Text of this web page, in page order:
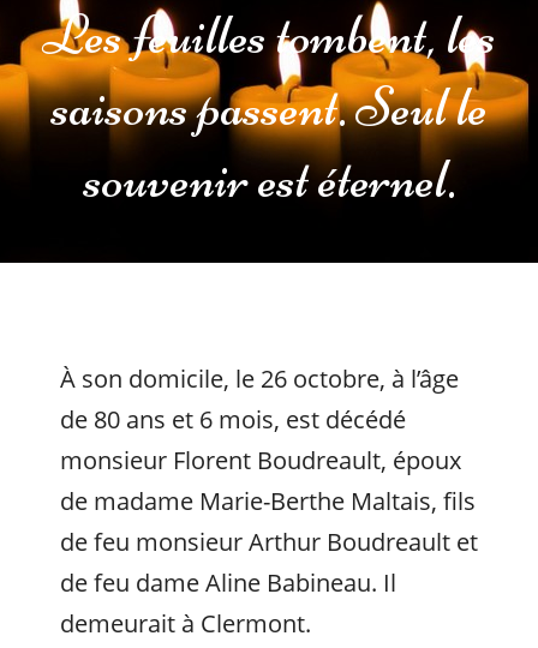
Les feuilles tombent, les
saisons passent. Seul le
souvenir est éternel.
À son domicile, le 26 octobre, à l’âge
de 80 ans et 6 mois, est décédé
monsieur Florent Boudreault, époux
de madame Marie-Berthe Maltais, fils
de feu monsieur Arthur Boudreault et
de feu dame Aline Babineau. Il
demeurait à Clermont.